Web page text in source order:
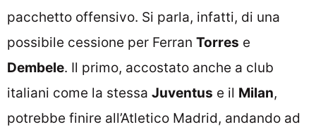
pacchetto offensivo. Si parla, infatti, di una
possibile cessione per Ferran Torres e
Dembele. Il primo, accostato anche a club
italiani come la stessa Juventus e il Milan,
potrebbe finire all’Atletico Madrid, andando ad